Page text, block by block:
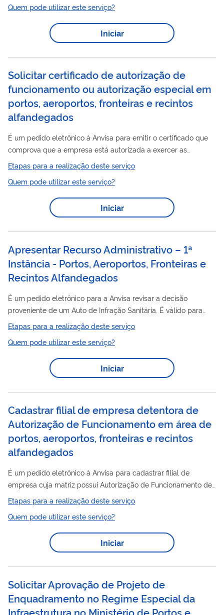
de abril de cada ano ( Resolução ANTAQ nº 75/2022 ). O
serviço é operacionalizado pelo Sistema de Controle
Patrimonial dos
Organizados (SisPAT), reformulado em
Quem pode utilizar este serviço?
Iniciar
Solicitar certificado de autorização de
funcionamento ou autorização especial em
portos, aeroportos, fronteiras e recintos
alfandegados
É um pedido eletrônico à Anvisa para emitir o certificado que
comprova que a empresa está autorizada a exercer as
atividades em emPortos, Aeroportos, Fronteiras e Recintos
de Empresa (AFE) ou na Autorização Especial (AE). Clique aqui
para saber mais Certificado AFE — Agência Nacional de
Vigilância Sanitária - Anvisa (www.gov.br)
Etapas para a realização deste serviço
Quem pode utilizar este serviço?
Iniciar
Apresentar Recurso Administrativo – 1ª
Instância - Portos, Aeroportos, Fronteiras e
Recintos Alfandegados
É um pedido eletrônico para a Anvisa revisar a decisão
proveniente de um Auto de Infração Sanitária. É válido para
decisões da área dePortos, Aeroportos, Fronteiras e Recintos
Etapas para a realização deste serviço
Quem pode utilizar este serviço?
Iniciar
Cadastrar filial de empresa detentora de
Autorização de Funcionamento em área de
portos, aeroportos, fronteiras e recintos
alfandegados
É um pedido eletrônico à Anvisa para cadastrar filial de
empresa cuja matriz possui Autorização de Funcionamento de
Empresa (AFE) válida. Antes da entrada em funcionamento em
Alfandegados, a empresa filial deve ter seu cadastro aprovado
Etapas para a realização deste serviço
Quem pode utilizar este serviço?
Iniciar
Solicitar Aprovação de Projeto de
Enquadramento no Regime Especial da
Infraestrutura no Ministério de Portos e